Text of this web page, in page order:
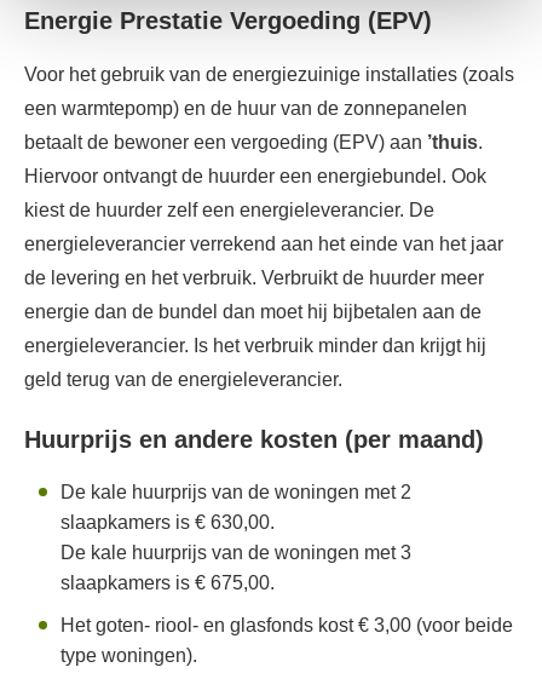
Energie Prestatie Vergoeding (EPV)
Voor het gebruik van de energiezuinige installaties (zoals
een warmtepomp) en de huur van de zonnepanelen
betaalt de bewoner een vergoeding (EPV) aan ’thuis.
Hiervoor ontvangt de huurder een energiebundel. Ook
kiest de huurder zelf een energieleverancier. De
energieleverancier verrekend aan het einde van het jaar
de levering en het verbruik. Verbruikt de huurder meer
energie dan de bundel dan moet hij bijbetalen aan de
energieleverancier. Is het verbruik minder dan krijgt hij
geld terug van de energieleverancier.
Huurprijs en andere kosten (per maand)
De kale huurprijs van de woningen met 2
slaapkamers is € 630,00.
De kale huurprijs van de woningen met 3
slaapkamers is € 675,00.
Het goten- riool- en glasfonds kost € 3,00 (voor beide
type woningen).